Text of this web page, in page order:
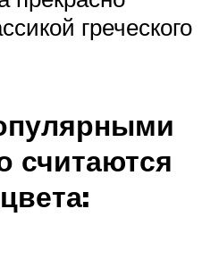
греческого
считаются